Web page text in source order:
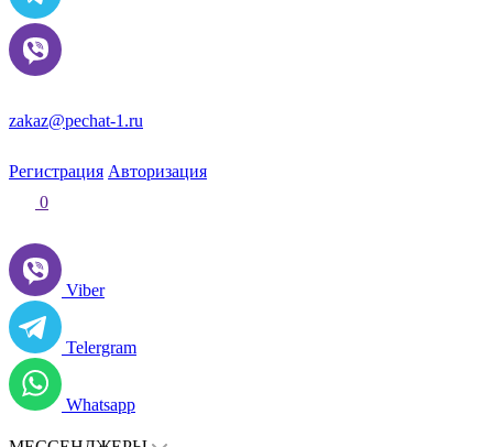
zakaz@pechat-1.ru
Регистрация Авторизация
0
Viber
Telergram
Whatsapp